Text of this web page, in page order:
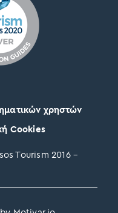
Tourism 2016 –
χρηστών
Cookies